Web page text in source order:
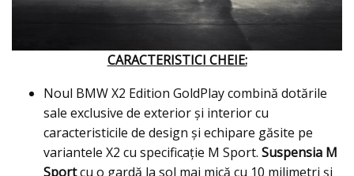
CARACTERISTICI CHEIE:
Noul BMW X2 Edition GoldPlay combină dotările
sale exclusive de exterior şi interior cu
caracteristicile de design şi echipare găsite pe
variantele X2 cu specificaţie M Sport. Suspensia M
Sportcu o gardă la sol mai mică cu 10 milimetri şi